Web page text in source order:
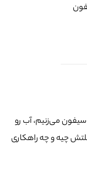
می‌زنیم، آب رو
چیه و چه راهکاری